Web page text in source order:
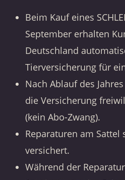
Beim Kauf eines
September erhalten
Deutschland
Tierversicherung für
Nach Ablauf des
die Versicherung
(kein Abo-Zwang).
Reparaturen am Sattel
versichert.
Während der